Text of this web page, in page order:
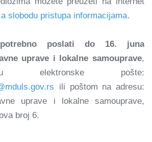
slobodu pristupa informacijama.
poslati do 16. juna
uprave i lokalne samouprave,
elektronske pošte:
ili poštom na adresu:
uprave i lokalne samouprave,
broj 6.